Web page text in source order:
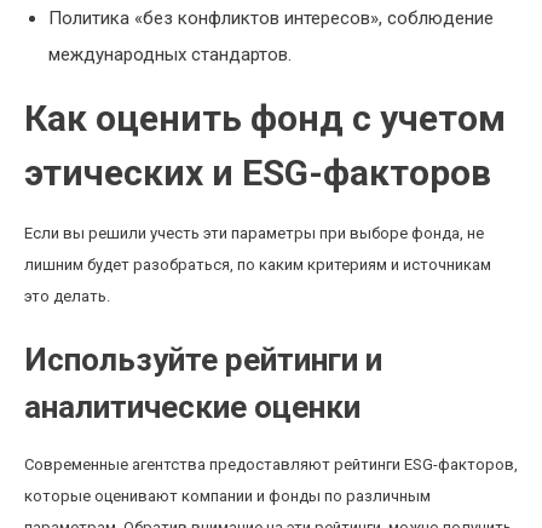
Политика «без конфликтов интересов», соблюдение
международных стандартов.
Как оценить фонд с учетом
этических и ESG-факторов
Если вы решили учесть эти параметры при выборе фонда, не
лишним будет разобраться, по каким критериям и источникам
это делать.
Используйте рейтинги и
аналитические оценки
Современные агентства предоставляют рейтинги ESG-факторов,
которые оценивают компании и фонды по различным